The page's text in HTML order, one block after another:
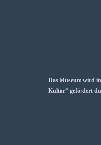
Das Museum wird
Kultur“ gefördert